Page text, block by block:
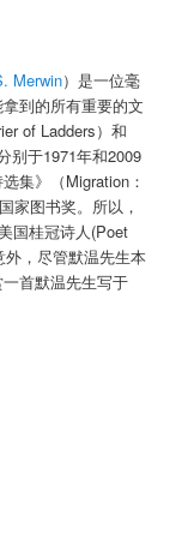
Merwin）是一位毫
到的所有重要的文
of Ladders）和
别于1971年和2009
集》（Migration：
家图书奖。所以，
国桂冠诗人(Poet
外，尽管默温先生本
首默温先生写于